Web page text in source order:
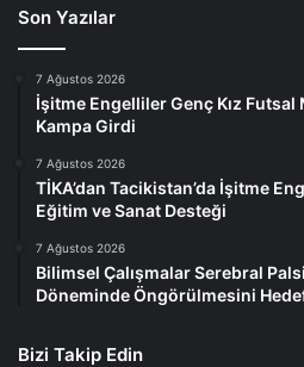
Son Yazılar
7 Ağustos 2026
İşitme Engelliler Genç Kız Futsal
Kampa Girdi
7 Ağustos 2026
TİKA’dan Tacikistan’da İşitme
Eğitim ve Sanat Desteği
7 Ağustos 2026
Bilimsel Çalışmalar Serebral
Döneminde Öngörülmesini
Bizi Takip Edin